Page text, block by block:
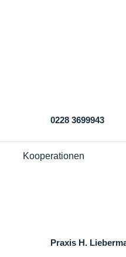
0228 3699943
Kooperationen
Praxis H.